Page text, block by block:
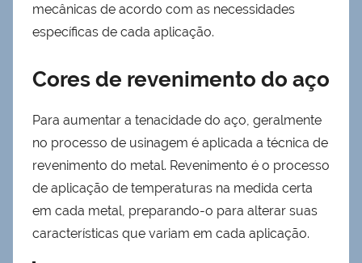
mecânicas de acordo com as necessidades
específicas de cada aplicação.
Cores de revenimento do aço
Para aumentar a tenacidade do aço, geralmente
no processo de usinagem é aplicada a técnica de
revenimento do metal. Revenimento é o processo
de aplicação de temperaturas na medida certa
em cada metal, preparando-o para alterar suas
características que variam em cada aplicação.